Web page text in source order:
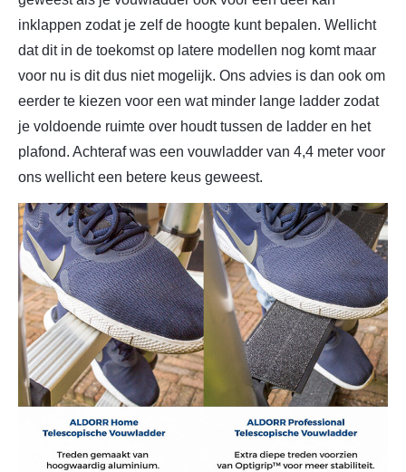
inklappen zodat je zelf de hoogte kunt bepalen. Wellicht
dat dit in de toekomst op latere modellen nog komt maar
voor nu is dit dus niet mogelijk. Ons advies is dan ook om
eerder te kiezen voor een wat minder lange ladder zodat
je voldoende ruimte over houdt tussen de ladder en het
plafond. Achteraf was een vouwladder van 4,4 meter voor
ons wellicht een betere keus geweest.